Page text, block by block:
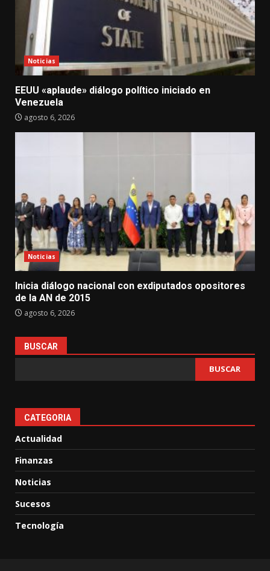
Noticias
EEUU «aplaude» diálogo político iniciado en
Venezuela
agosto 6, 2026
Noticias
Inicia diálogo nacional con exdiputados opositores
de la AN de 2015
agosto 6, 2026
BUSCAR
BUSCAR
CATEGORIA
Actualidad
Finanzas
Noticias
Sucesos
Tecnología